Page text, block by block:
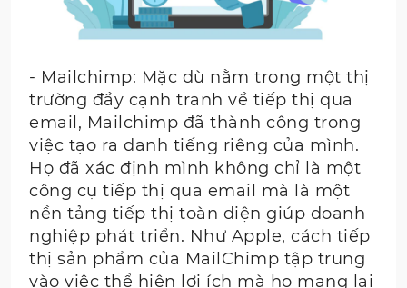
- Mailchimp: Mặc dù nằm trong một thị
trường đầy cạnh tranh về tiếp thị qua
email, Mailchimp đã thành công trong
việc tạo ra danh tiếng riêng của mình.
Họ đã xác định mình không chỉ là một
công cụ tiếp thị qua email mà là một
nền tảng tiếp thị toàn diện giúp doanh
nghiệp phát triển. Như Apple, cách tiếp
thị sản phẩm của MailChimp tập trung
vào việc thể hiện lợi ích mà họ mang lại